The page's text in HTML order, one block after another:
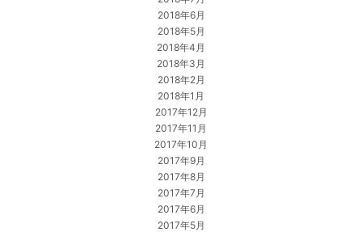
2018年6月
2018年5月
2018年4月
2018年3月
2018年2月
2018年1月
2017年12月
2017年11月
2017年10月
2017年9月
2017年8月
2017年7月
2017年6月
2017年5月